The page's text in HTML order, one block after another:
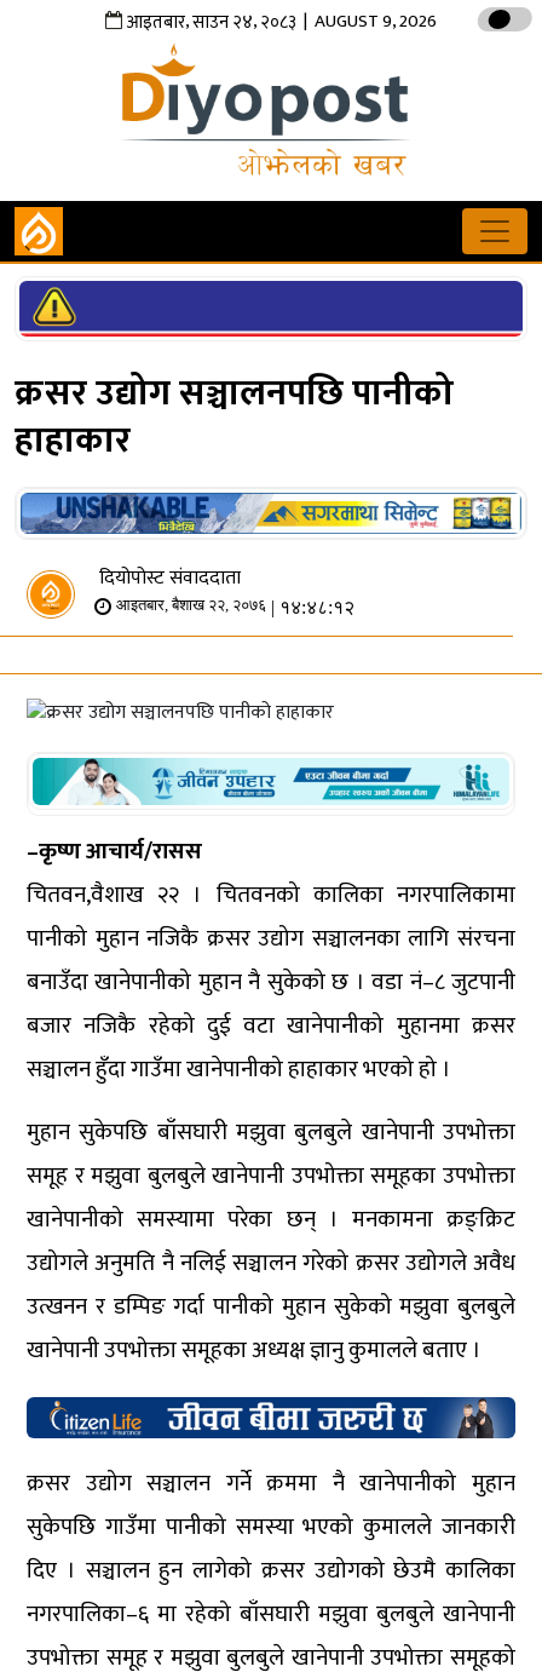
आइतबार,साउन२४,२०८३ | AUGUST 9, 2026
क्रसर उद्योग सञ्चालनपछि पानीको
हाहाकार
दियोपोस्ट संवाददाता
आइतबार, बैशाख २२, २०७६ | १४:४८:१२
–कृष्ण आचार्य/रासस
चितवन,वैशाख २२ । चितवनको कालिका नगरपालिकामा
पानीको मुहान नजिकै क्रसर उद्योग सञ्चालनका लागि संरचना
बनाउँदा खानेपानीको मुहान नै सुकेको छ । वडा नं–८ जुटपानी
बजार नजिकै रहेको दुई वटा खानेपानीको मुहानमा क्रसर
सञ्चालन हुँदा गाउँमा खानेपानीको हाहाकार भएको हो ।
मुहान सुकेपछि बाँसघारी मझुवा बुलबुले खानेपानी उपभोक्ता
समूह र मझुवा बुलबुले खानेपानी उपभोक्ता समूहका उपभोक्ता
खानेपानीको समस्यामा परेका छन् । मनकामना क्रङ्क्रिट
उद्योगले अनुमति नै नलिई सञ्चालन गरेको क्रसर उद्योगले अवैध
उत्खनन र डम्पिङ गर्दा पानीको मुहान सुकेको मझुवा बुलबुले
खानेपानी उपभोक्ता समूहका अध्यक्ष ज्ञानु कुमालले बताए ।
क्रसर उद्योग सञ्चालन गर्ने क्रममा नै खानेपानीको मुहान
सुकेपछि गाउँमा पानीको समस्या भएको कुमालले जानकारी
दिए । सञ्चालन हुन लागेको क्रसर उद्योगको छेउमै कालिका
नगरपालिका–६ मा रहेको बाँसघारी मझुवा बुलबुले खानेपानी
उपभोक्ता समूह र मझुवा बुलबुले खानेपानी उपभोक्ता समूहको